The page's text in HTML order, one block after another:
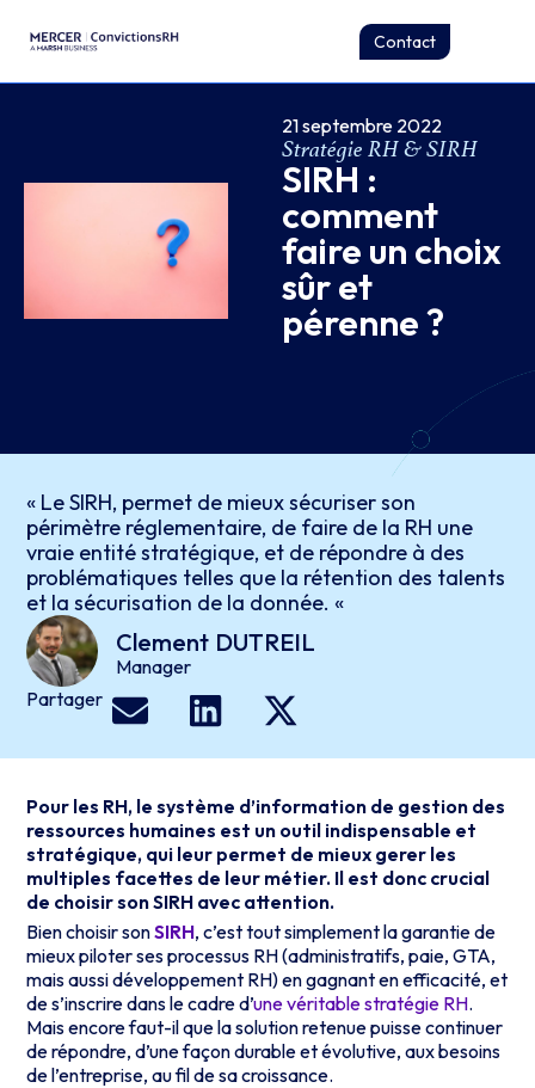
Contact
21 septembre 2022
Stratégie RH & SIRH
SIRH :
comment
faire un choix
sûr et
pérenne ?
« Le SIRH, permet de mieux sécuriser son
périmètre réglementaire, de faire de la RH une
vraie entité stratégique, et de répondre à des
problématiques telles que la rétention des talents
et la sécurisation de la donnée. «
Clement DUTREIL
Manager
Partager
Pour les RH, le système d’information de gestion des
ressources humaines est un outil indispensable et
stratégique, qui leur permet de mieux gerer les
multiples facettes de leur métier. Il est donc crucial
de choisir son SIRH avec attention.
Bien choisir sonSIRH, c’est tout simplement la garantie de
mieux piloter ses processus RH (administratifs, paie, GTA,
mais aussi développement RH) en gagnant en efficacité, et
de s’inscrire dans le cadre d’une véritable stratégie RH.
Mais encore faut-il que la solution retenue puisse continuer
de répondre, d’une façon durable et évolutive, aux besoins
de l’entreprise, au fil de sa croissance.